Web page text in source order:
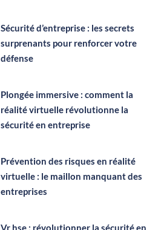
Sécurité d’entreprise : les secrets
surprenants pour renforcer votre
défense
Plongée immersive : comment la
réalité virtuelle révolutionne la
sécurité en entreprise
Prévention des risques en réalité
virtuelle : le maillon manquant des
entreprises